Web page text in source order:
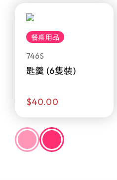
餐桌用品
746S
匙羹 (6隻裝)
$40.00